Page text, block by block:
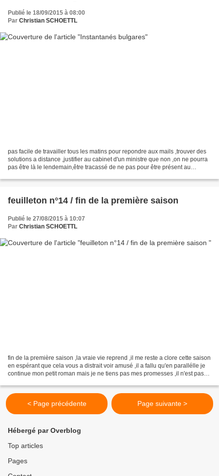
Publié le 18/09/2015 à 08:00
Par Christian SCHOETTL
pas facile de travailler tous les matins pour repondre aux mails ,trouver des
solutions a distance ,justifier au cabinet d'un ministre que non ,on ne pourra
pas être là le lendemain,être tracassé de ne pas pour être présent au
feuilleton n°14 / fin de la première saison
Publié le 27/08/2015 à 10:07
Par Christian SCHOETTL
fin de la première saison ,la vraie vie reprend ,il me reste a clore cette saison
en espérant que cela vous a distrait voir amusé ,il a fallu qu'en parallélle je
continue mon petit roman mais je ne tiens pas mes promesses ,il n'est pas
< Page précédente Page suivante >
Hébergé par Overblog
Top articles
Pages